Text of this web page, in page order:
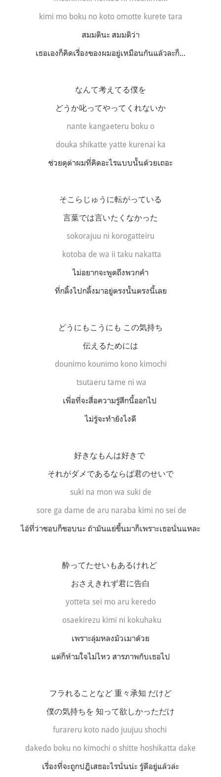
kimi mo boku no koto omotte kurete tara
สมมตินะ สมมติว่า
เธอเองก็คิดเรื่องของผมอยู่เหมือนกันแล้วละก็...
なんて考えてる僕を
どうか叱ってやってくれないか
nante kangaeteru boku o
douka shikatte yatte kurenai ka
ช่วยดุด่าผมที่คิดอะไรแบบนั้นด้วยเถอะ
そこらじゅうに転がっている
言葉では言いたくなかった
sokorajuu ni korogatteiru
kotoba de wa ii taku nakatta
ไม่อยากจะพูดถึงพวกคำ
ที่กลิ้งไปกลิ้งมาอยู่ตรงนั้นตรงนี้เลย
どうにもこうにも この気持ち
伝えるためには
dounimo kounimo kono kimochi
tsutaeru tame ni wa
เพื่อที่จะสื่อความรู้สึกนี้ออกไป
ไม่รู้จะทำยังไงดี
好きなもんは好きで
それがダメであるならば君のせいで
suki na mon wa suki de
sore ga dame de aru naraba kimi no sei de
ไอ้ที่ว่าชอบก็ชอบนะ ถ้ามันแย่ขึ้นมาก็เพราะเธอนั่นแหละ
酔ってたせいもあるけれど
おさえきれず君に告白
yotteta sei mo aru keredo
osaekirezu kimi ni kokuhaku
เพราะลุ่มหลงมัวเมาด้วย
แต่ก็ห้ามใจไม่ไหว สารภาพกับเธอไป
フラれることなど 重々承知 だけど
僕の気持ちを 知って欲しかっただけ
furareru koto nado juujuu shochi
dakedo boku no kimochi o shitte hoshikatta dake
เรื่องที่จะถูกปฎิเสธอะไรนั่นน่ะ รู้ดีอยู่แล้วล่ะ